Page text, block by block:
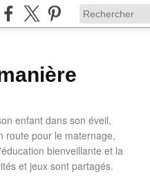
enfant dans son éveil,
route pour le maternage,
bienveillante et la
et jeux sont partagés.